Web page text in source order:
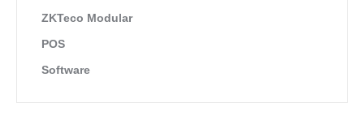
ZKTeco Modular
POS
Software